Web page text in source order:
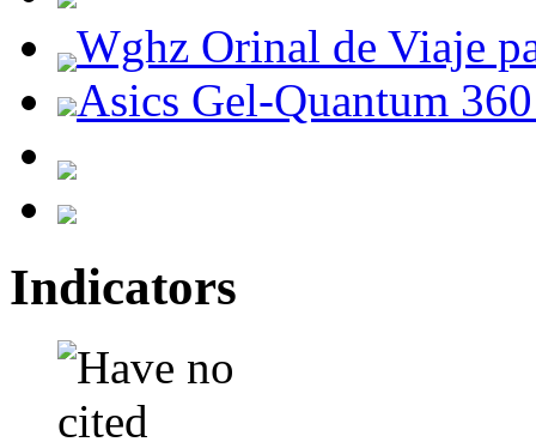
Wghz Orinal de Viaje
Asics Gel-Quantum
Indicators